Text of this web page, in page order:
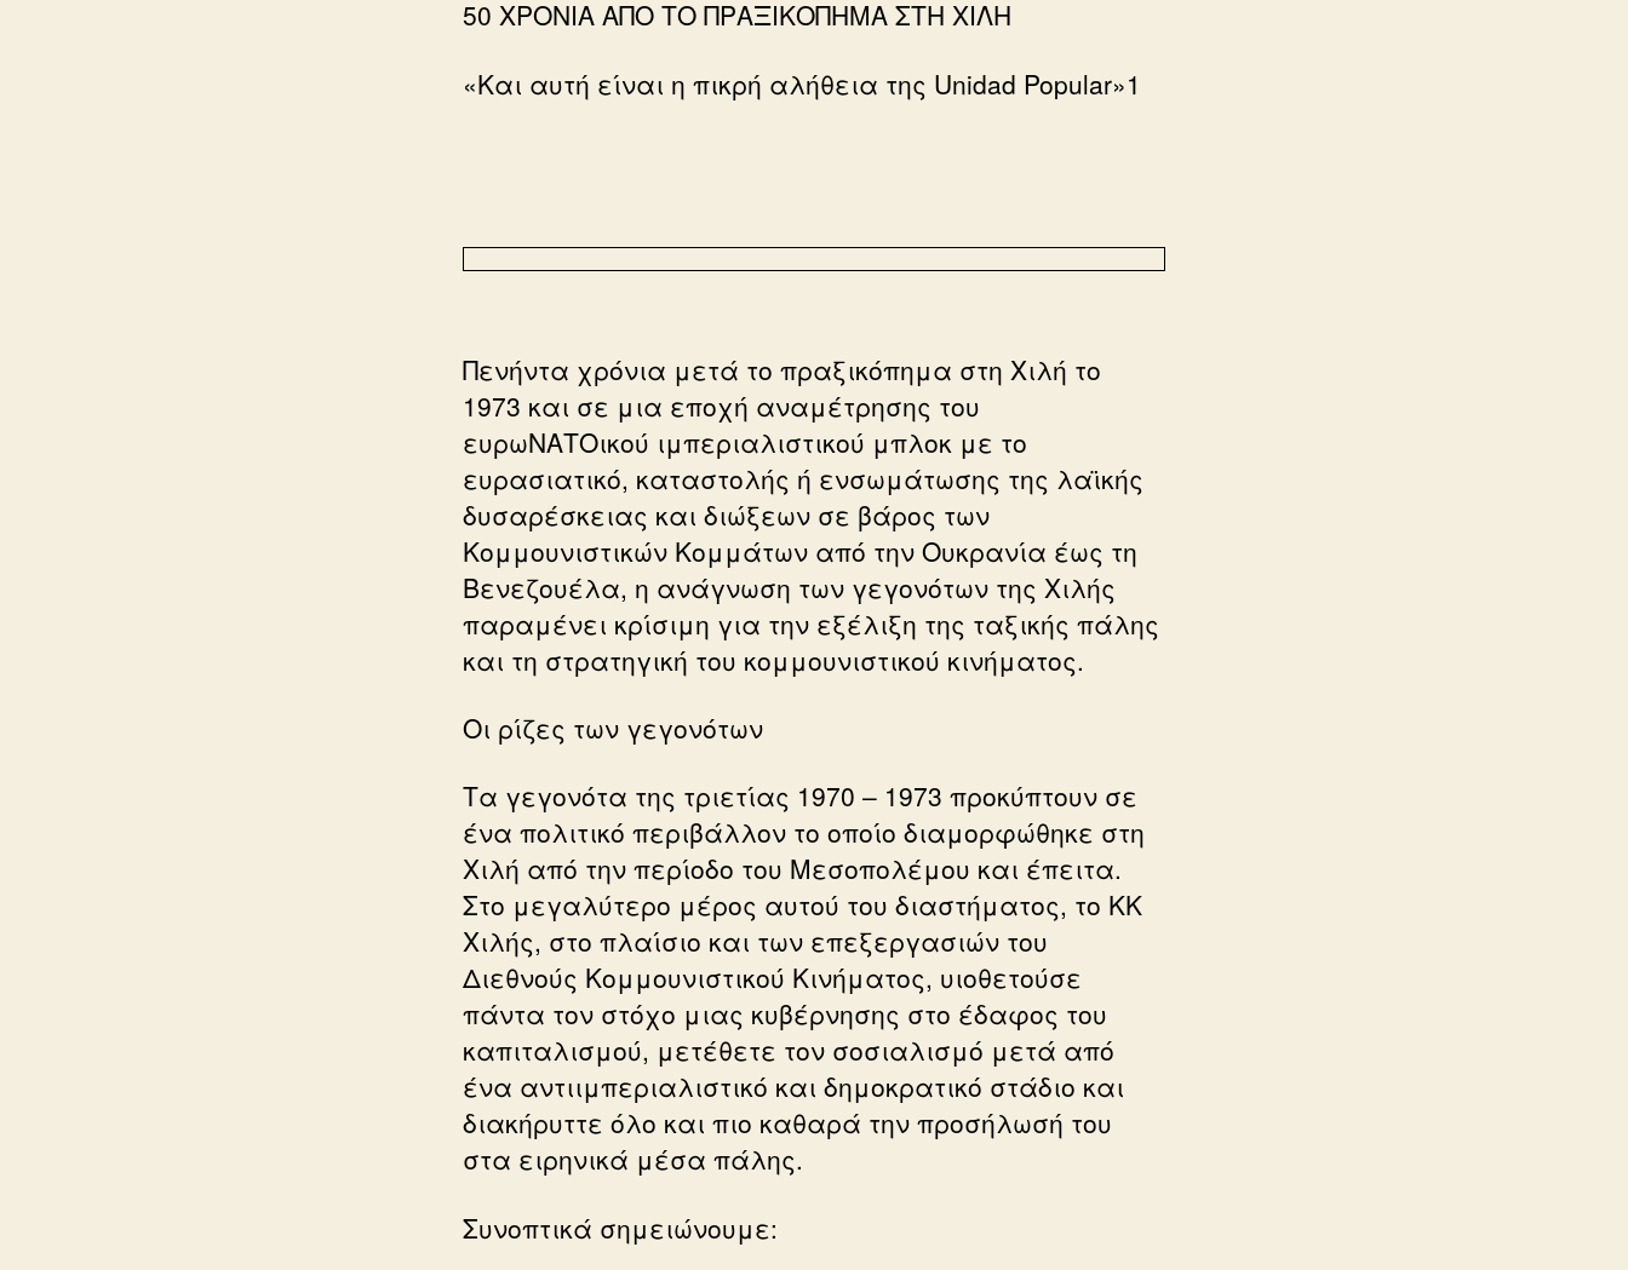
50 ΧΡΟΝΙΑ ΑΠΟ ΤΟ ΠΡΑΞΙΚΟΠΗΜΑ ΣΤΗ ΧΙΛΗ
«Και αυτή είναι η πικρή αλήθεια της Unidad Popular»1
Πενήντα χρόνια μετά το πραξικόπημα στη Χιλή το
1973 και σε μια εποχή αναμέτρησης του
ευρωΝΑΤΟικού ιμπεριαλιστικού μπλοκ με το
ευρασιατικό, καταστολής ή ενσωμάτωσης της λαϊκής
δυσαρέσκειας και διώξεων σε βάρος των
Κομμουνιστικών Κομμάτων από την Ουκρανία έως τη
Βενεζουέλα, η ανάγνωση των γεγονότων της Χιλής
παραμένει κρίσιμη για την εξέλιξη της ταξικής πάλης
και τη στρατηγική του κομμουνιστικού κινήματος.
Οι ρίζες των γεγονότων
Τα γεγονότα της τριετίας 1970 – 1973 προκύπτουν σε
ένα πολιτικό περιβάλλον το οποίο διαμορφώθηκε στη
Χιλή από την περίοδο του Μεσοπολέμου και έπειτα.
Στο μεγαλύτερο μέρος αυτού του διαστήματος, το ΚΚ
Χιλής, στο πλαίσιο και των επεξεργασιών του
Διεθνούς Κομμουνιστικού Κινήματος, υιοθετούσε
πάντα τον στόχο μιας κυβέρνησης στο έδαφος του
καπιταλισμού, μετέθετε τον σοσιαλισμό μετά από
ένα αντιιμπεριαλιστικό και δημοκρατικό στάδιο και
διακήρυττε όλο και πιο καθαρά την προσήλωσή του
στα ειρηνικά μέσα πάλης.
Συνοπτικά σημειώνουμε: